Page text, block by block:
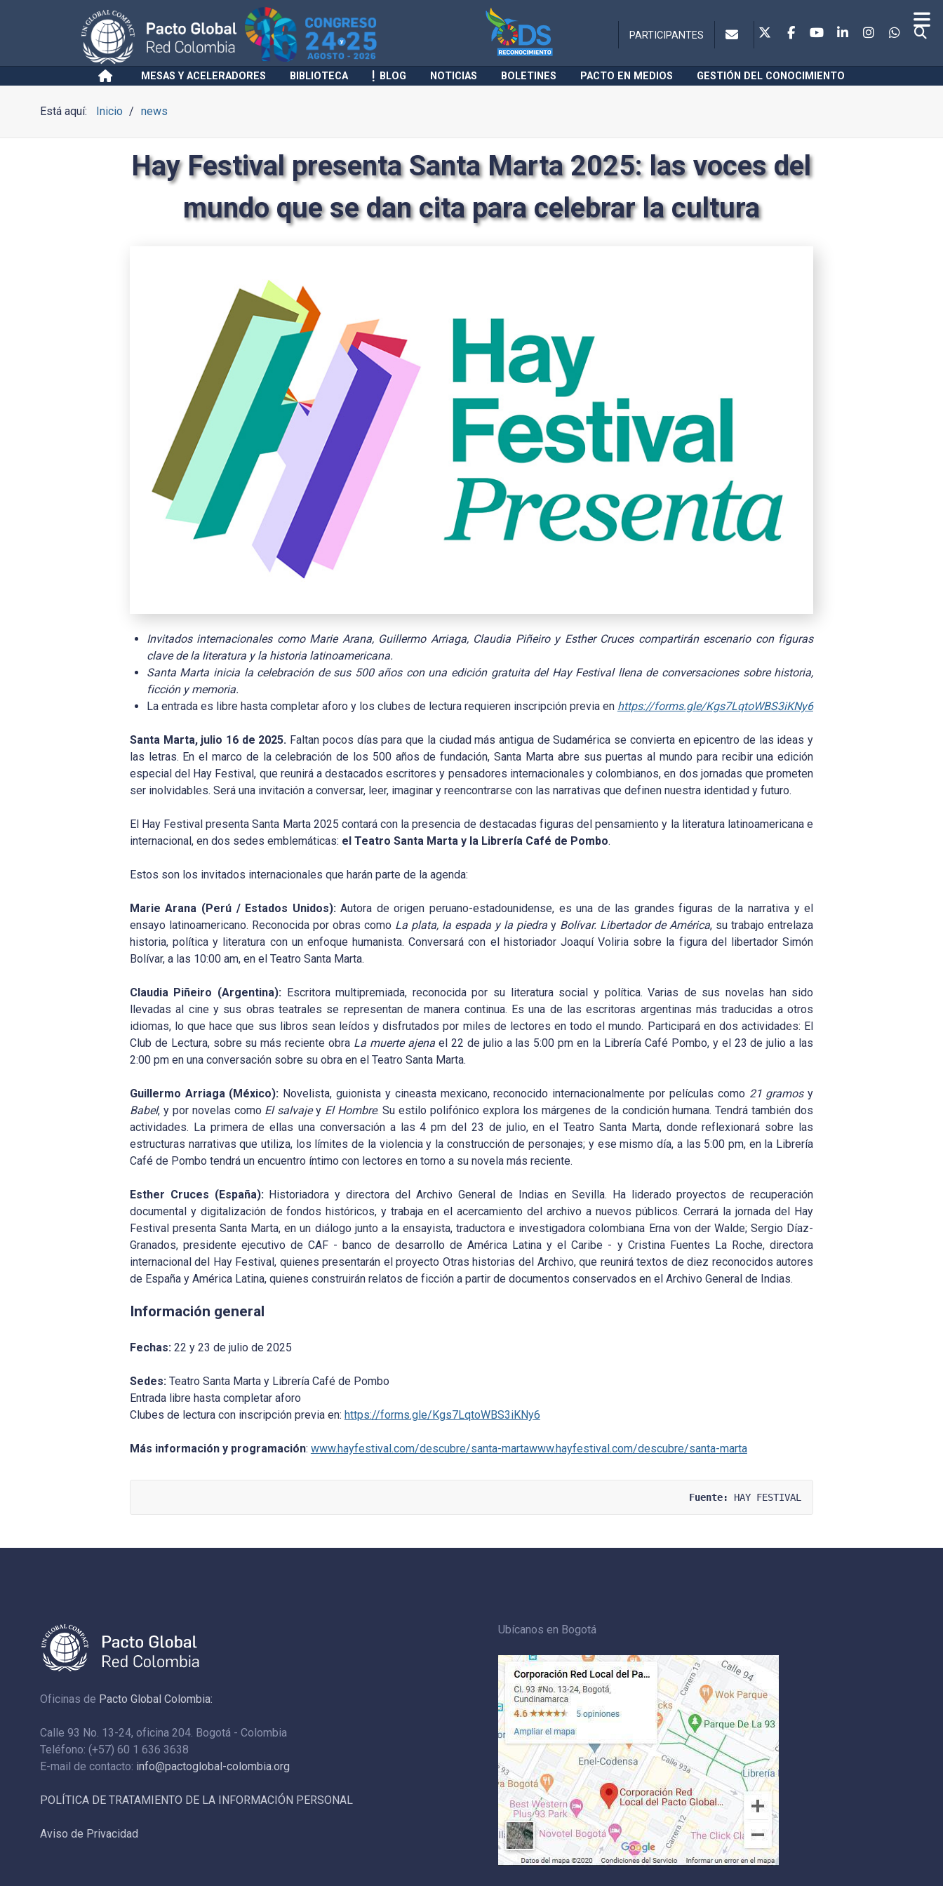
PARTICIPANTES
MESAS Y ACELERADORES BIBLIOTECA BLOG NOTICIAS BOLETINES PACTO EN MEDIOS GESTIÓN DEL CONOCIMIENTO
Está aquí: Inicio news
Hay Festival presenta Santa Marta 2025: las voces del
mundo que se dan cita para celebrar la cultura
Invitados internacionales como Marie Arana, Guillermo Arriaga, Claudia Piñeiro y Esther Cruces compartirán escenario con figuras
clave de la literatura y la historia latinoamericana.
Santa Marta inicia la celebración de sus 500 años con una edición gratuita del Hay Festival llena de conversaciones sobre historia,
ficción y memoria.
La entrada es libre hasta completar aforo y los clubes de lectura requieren inscripción previa en https://forms.gle/Kgs7LqtoWBS3iKNy6
Santa Marta, julio 16 de 2025. Faltan pocos días para que la ciudad más antigua de Sudamérica se convierta en epicentro de las ideas y
las letras. En el marco de la celebración de los 500 años de fundación, Santa Marta abre sus puertas al mundo para recibir una edición
especial del Hay Festival, que reunirá a destacados escritores y pensadores internacionales y colombianos, en dos jornadas que prometen
ser inolvidables. Será una invitación a conversar, leer, imaginar y reencontrarse con las narrativas que definen nuestra identidad y futuro.
El Hay Festival presenta Santa Marta 2025 contará con la presencia de destacadas figuras del pensamiento y la literatura latinoamericana e
internacional, en dos sedes emblemáticas: el Teatro Santa Marta y la Librería Café de Pombo.
Estos son los invitados internacionales que harán parte de la agenda:
Marie Arana (Perú / Estados Unidos):Autora de origen peruano-estadounidense, es una de las grandes figuras de la narrativa y el
ensayo latinoamericano. Reconocida por obras como La plata, la espada y la piedra y Bolívar. Libertador de América, su trabajo entrelaza
historia, política y literatura con un enfoque humanista. Conversará con el historiador Joaquí Voliria sobre la figura del libertador Simón
Bolívar, a las 10:00 am, en el Teatro Santa Marta.
Claudia Piñeiro (Argentina): Escritora multipremiada, reconocida por su literatura social y política. Varias de sus novelas han sido
llevadas al cine y sus obras teatrales se representan de manera continua. Es una de las escritoras argentinas más traducidas a otros
idiomas, lo que hace que sus libros sean leídos y disfrutados por miles de lectores en todo el mundo. Participará en dos actividades: El
Club de Lectura, sobre su más reciente obra La muerte ajenael 22 de julio a las 5:00 pm en la Librería Café Pombo, y el 23 de julio a las
2:00 pm en una conversación sobre su obra en el Teatro Santa Marta.
Guillermo Arriaga (México): Novelista, guionista y cineasta mexicano, reconocido internacionalmente por películas como 21 gramosy
Babel, y por novelas como El salvajey El Hombre. Su estilo polifónico explora los márgenes de la condición humana. Tendrá también dos
actividades. La primera de ellas una conversación a las 4 pm del 23 de julio, en el Teatro Santa Marta, donde reflexionará sobre las
estructuras narrativas que utiliza, los límites de la violencia y la construcción de personajes; y ese mismo día, a las 5:00 pm, en la Librería
Café de Pombo tendrá un encuentro íntimo con lectores en torno a su novela más reciente.
Esther Cruces (España):Historiadora y directora del Archivo General de Indias en Sevilla. Ha liderado proyectos de recuperación
documental y digitalización de fondos históricos, y trabaja en el acercamiento del archivo a nuevos públicos. Cerrará la jornada del Hay
Festival presenta Santa Marta, en un diálogo junto a la ensayista, traductora e investigadora colombiana Erna von der Walde; Sergio Díaz-
Granados, presidente ejecutivo de CAF - banco de desarrollo de América Latina y el Caribe - y Cristina Fuentes La Roche, directora
internacional del Hay Festival, quienes presentarán el proyecto Otras historias del Archivo, que reunirá textos de diez reconocidos autores
de España y América Latina, quienes construirán relatos de ficción a partir de documentos conservados en el Archivo General de Indias.
Información general
Fechas: 22 y 23 de julio de 2025
Sedes: Teatro Santa Marta y Librería Café de Pombo
Entrada libre hasta completar aforo
Clubes de lectura con inscripción previa en: https://forms.gle/Kgs7LqtoWBS3iKNy6
Más información y programación: www.hayfestival.com/descubre/santa-martawww.hayfestival.com/descubre/santa-marta
Fuente: HAY FESTIVAL
Oficinas de Pacto Global Colombia:
Calle 93 No. 13-24, oficina 204. Bogotá - Colombia
Teléfono: (+57) 60 1 636 3638
E-mail de contacto: info@pactoglobal-colombia.org
POLÍTICA DE TRATAMIENTO DE LA INFORMACIÓN PERSONAL
Aviso de Privacidad
Ubícanos en Bogotá